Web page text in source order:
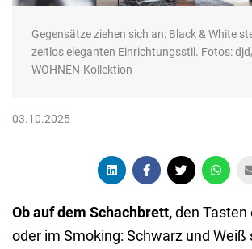
Gegensätze ziehen sich an: Black & White
zeitlos eleganten Einrichtungsstil. Fotos:
WOHNEN-Kollektion
03.10.2025
Ob auf dem Schachbrett,den Tasten
oder im Smoking: Schwarz und Weiß